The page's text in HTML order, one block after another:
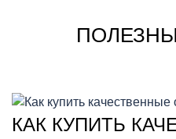
КАК КУПИТЬ